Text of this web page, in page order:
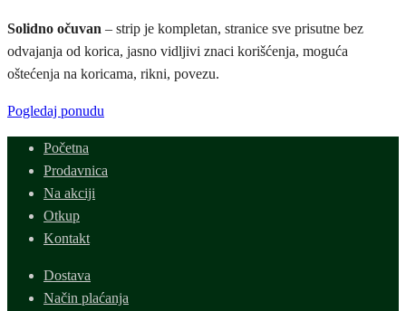
Solidno očuvan – strip je kompletan, stranice sve prisutne bez
odvajanja od korica, jasno vidljivi znaci korišćenja, moguća
oštećenja na koricama, rikni, povezu.
Pogledaj ponudu
Početna
Prodavnica
Na akciji
Otkup
Kontakt
Dostava
Način plaćanja